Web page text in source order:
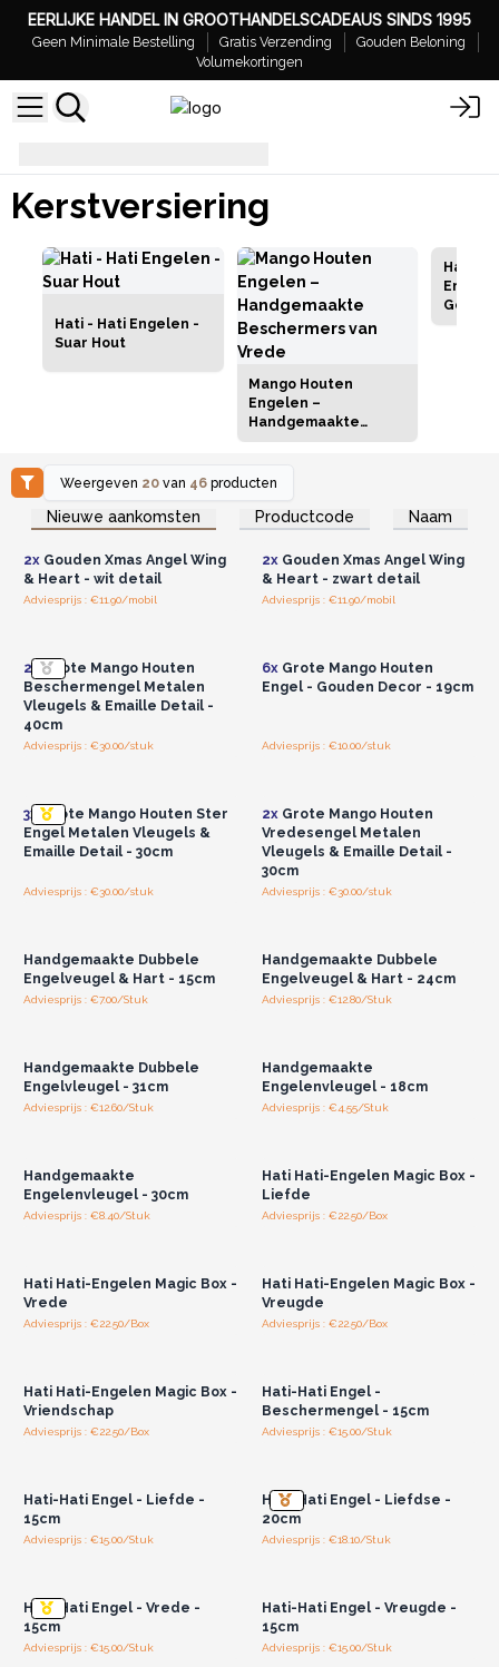
EERLIJKE HANDEL IN GROOTHANDELSCADEAUS SINDS 1995
Geen Minimale Bestelling Gratis Verzending
Gouden Beloning
Volumekortingen
Kerstversiering
Hati - Hati Engelen -
Suar Hout
Mango Houten
Engelen –
Handgemaakte
Beschermers van
Hati-
Engel in
Weergeven 20 van 46 producten
Nieuwe aankomsten Productcode Naam
Log in of registreer u voor
groothandelsprijzen.
2xGouden Xmas Angel Wing
& Heart - wit detail
Adviesprijs : €11.90/mobil
Log in of registreer u voor
groothandelsprijzen.
2xGouden Xmas Angel Wing
& Heart - zwart detail
Adviesprijs : €11.90/mobil
2x Grote Mango Houten
Beschermengel Metalen
Vleugels & Emaille Detail -
40cm
Adviesprijs : €30.00/stuk
6xGrote Mango Houten
Engel - Gouden Decor - 19cm
Adviesprijs : €10.00/stuk
3x Grote Mango Houten Ster
Engel Metalen Vleugels &
Emaille Detail - 30cm
Adviesprijs : €30.00/stuk
2xGrote Mango Houten
Vredesengel Metalen
Vleugels & Emaille Detail -
30cm
Adviesprijs : €30.00/stuk
Handgemaakte Dubbele
Engelveugel & Hart - 15cm
Adviesprijs : €7.00/Stuk
Handgemaakte Dubbele
Engelveugel & Hart - 24cm
Adviesprijs : €12.80/Stuk
Handgemaakte Dubbele
Engelvleugel - 31cm
Adviesprijs : €12.60/Stuk
Handgemaakte
Engelenvleugel - 18cm
Adviesprijs : €4.55/Stuk
Handgemaakte
Engelenvleugel - 30cm
Adviesprijs : €8.40/Stuk
Hati Hati-Engelen Magic Box -
Liefde
Adviesprijs : €22.50/Box
Hati Hati-Engelen Magic Box -
Vrede
Adviesprijs : €22.50/Box
Hati Hati-Engelen Magic Box -
Vreugde
Adviesprijs : €22.50/Box
Hati Hati-Engelen Magic Box -
Vriendschap
Adviesprijs : €22.50/Box
Hati-Hati Engel -
Beschermengel - 15cm
Adviesprijs : €15.00/Stuk
Hati-Hati Engel - Liefde -
15cm
Adviesprijs : €15.00/Stuk
Hati-Hati Engel - Liefdse -
20cm
Adviesprijs : €18.10/Stuk
Hati-Hati Engel - Vrede -
15cm
Adviesprijs : €15.00/Stuk
Hati-Hati Engel - Vreugde -
15cm
Adviesprijs : €15.00/Stuk